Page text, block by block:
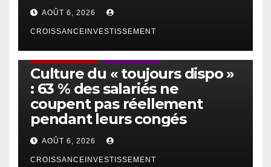
AOÛT 6, 2026
CROISSANCEINVESTISSEMENT
Culture du « toujours dispo »
: 63 % des salariés ne
coupent pas réellement
pendant leurs congés
AOÛT 6, 2026
CROISSANCEINVESTISSEMENT